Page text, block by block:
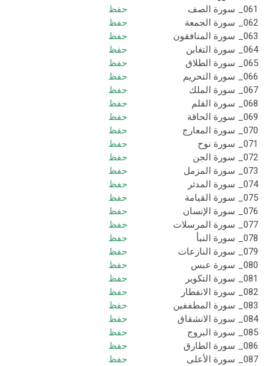
061_ سورة الصف
حفظ
062_ سورة الجمعة
حفظ
063_ سورة المنافقون
حفظ
064_ سورة التغابن
حفظ
065_ سورة الطلاق
حفظ
066_ سورة التحريم
حفظ
067_ سورة الملك
حفظ
068_ سورة القلم
حفظ
069_ سورة الحاقة
حفظ
070_ سورة المعارج
حفظ
071_ سورة نوح
حفظ
072_ سورة الجن
حفظ
073_ سورة المزمل
حفظ
074_ سورة المدثر
حفظ
075_ سورة القيامة
حفظ
076_ سورة الإنسان
حفظ
077_ سورة المرسلات
حفظ
078_ سورة النبأ
حفظ
079_ سورة النازعات
حفظ
080_ سورة عبس
حفظ
081_ سورة التكوير
حفظ
082_ سورة الانفطار
حفظ
083_ سورة المطففين
حفظ
084_ سورة الانشقاق
حفظ
085_ سورة البروج
حفظ
086_ سورة الطارق
حفظ
087_ سورة الأعلى
حفظ